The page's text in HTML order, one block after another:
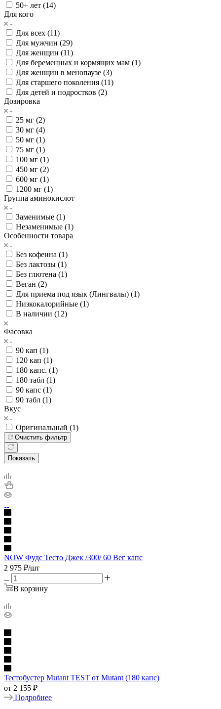
50+ лет (14)
Для кого
Для всех (11)
Для мужчин (29)
Для женщин (11)
Для беременных и кормящих мам (1)
Для женщин в менопаузе (3)
Для старшего поколения (11)
Для детей и подростков (2)
Дозировка
25 мг (2)
30 мг (4)
50 мг (1)
75 мг (1)
100 мг (1)
450 мг (2)
600 мг (1)
1200 мг (1)
Группа аминокислот
Заменимые (1)
Незаменимые (1)
Особенности товара
Без кофеина (1)
Без лактозы (1)
Без глютена (1)
Веган (2)
Для приема под язык (Лингвалы) (1)
Низкокалорийные (1)
В наличии (12)
Фасовка
90 кап (1)
120 кап (1)
180 капс. (1)
180 табл (1)
90 капс (1)
90 табл (1)
Вкус
Оригинальный (1)
Очистить фильтр
Показать
NOW Фудс Тесто Джек /300/ 60 Вег капс
2 975 ₽/шт
В корзину
Тестобустер Mutant TEST от Mutant (180 капс)
от 2 155 ₽
Подробнее